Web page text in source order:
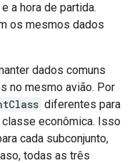
a hora de partida.
os mesmos dados
dados comuns
no mesmo avião. Por
diferentes para
econômica. Isso
cada subconjunto,
todas as três